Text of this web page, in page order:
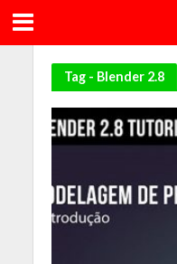
Tag - Blender 2.8